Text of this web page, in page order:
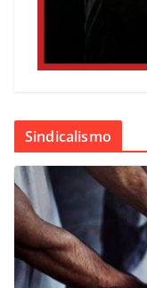
Sindicalismo